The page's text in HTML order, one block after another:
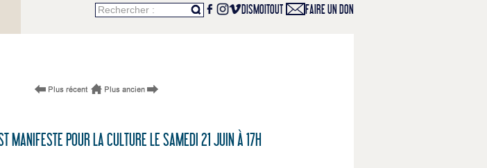
Rechercher : DISMOITOUT FAIRE UN DON
MANIFESTE POUR LA CULTURE LE SAMEDI 21 JUIN À 17H